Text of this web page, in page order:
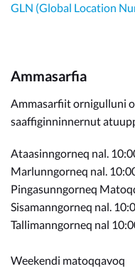
GLN (Global Location
Ammasarfia
Ammasarfiit ornigulluni
saaffiginninnernut
Ataasinngorneq nal.
Marlunngorneq nal.
Pingasunngorneq
Sisamanngorneq nal.
Tallimanngorneq nal
Weekendi matoqqavoq